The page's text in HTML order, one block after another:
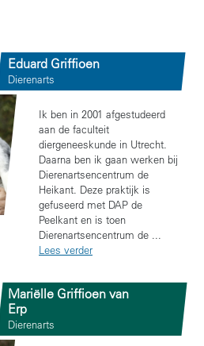
Eduard Griffioen
Dierenarts
Ik ben in 2001 afgestudeerd
aan de faculteit
diergeneeskunde in Utrecht.
Daarna ben ik gaan werken bij
Dierenartsencentrum de
Heikant. Deze praktijk is
gefuseerd met DAP de
Peelkant en is toen
Dierenartsencentrum de ...
Lees verder
Mariëlle Griffioen van
Erp
Dierenarts